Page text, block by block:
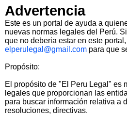
Advertencia
Este es un portal de ayuda a
nuevas normas legales del Perú.
que no deberia estar en este
elperulegal@gmail.com para que
Propósito:
El propósito de "El Peru Legal" es
legales que proporcionan las
para buscar información relativa a
resoluciones, directivas.